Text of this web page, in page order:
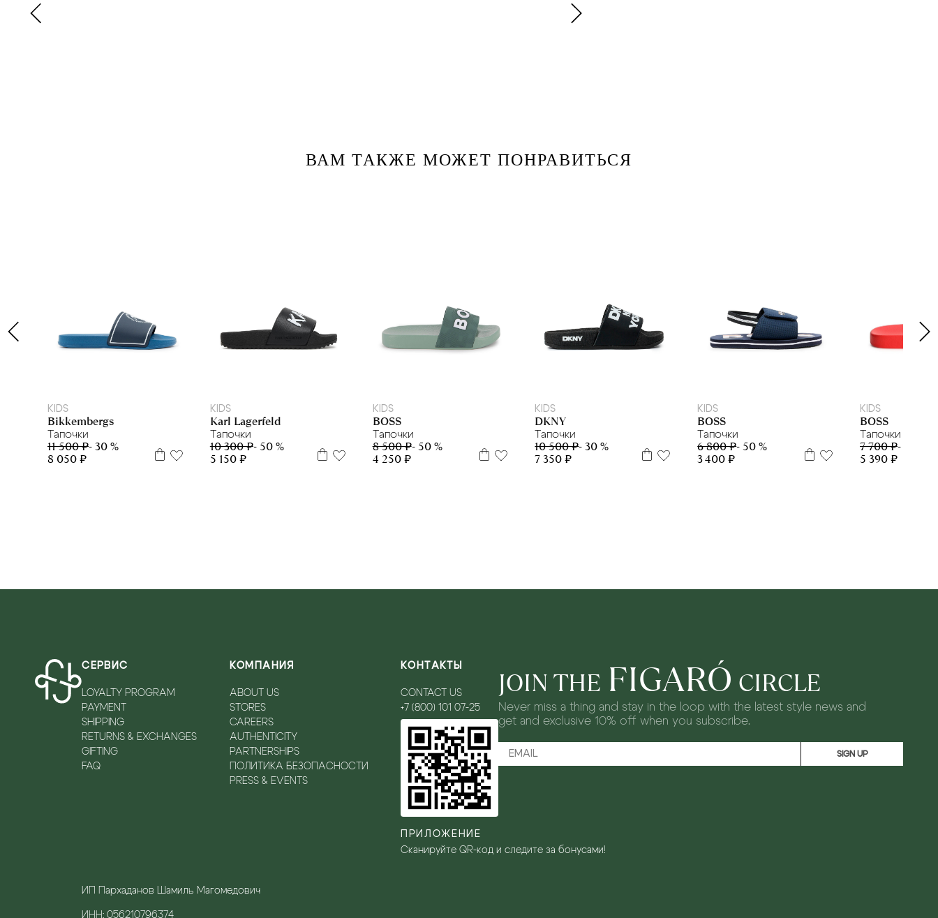
ВАМ ТАКЖЕ МОЖЕТ ПОНРАВИТЬСЯ
KIDS
Bikkembergs
Тапочки
11 500 ₽- 30 %
8 050 ₽
KIDS
Karl Lagerfeld
Тапочки
10 300 ₽- 50 %
5 150 ₽
KIDS
BOSS
Тапочки
8 500 ₽- 50 %
4 250 ₽
KIDS
DKNY
Тапочки
10 500 ₽- 30 %
7 350 ₽
KIDS
BOSS
Тапочки
6 800 ₽- 50 %
3 400 ₽
KIDS
BOSS
Тапочки
7 700 ₽- 30 %
5 390 ₽
СЕРВИС
LOYALTY PROGRAM
PAYMENT
SHIPPING
RETURNS & EXCHANGES
GIFTING
FAQ
КОМПАНИЯ
ABOUT US
STORES
CAREERS
AUTHENTICITY
PARTNERSHIPS
ПОЛИТИКА БЕЗОПАСНОСТИ
PRESS & EVENTS
КОНТАКТЫ
CONTACT US
+7 (800) 101 07-25
ПРИЛОЖЕНИЕ
Сканируйте QR-код и следите за бонусами!
ИП Пархаданов Шамиль Магомедович
ИНН: 056210796374
JOIN THE FIGARÓ CIRCLE
Never miss a thing and stay in the loop with the latest style news and
get and exclusive 10% off when you subscribe.
SIGN UP